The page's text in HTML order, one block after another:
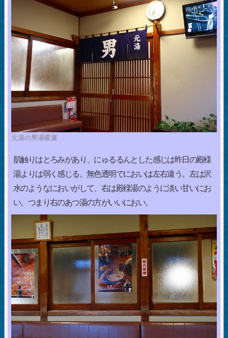
元湯の男湯暖簾
肌触りはとろみがあり、にゅるるんとした感じは昨日の殿様
湯よりは弱く感じる。無色透明でにおいは左右違う。左は沢
水のようなにおいがして、右は殿様湯のように淡い甘いにお
い。つまり右のあつ湯の方がいいにおい。